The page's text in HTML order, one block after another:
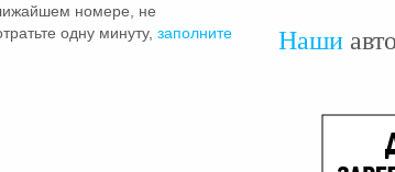
номере, не
одну минуту, заполните
Наши